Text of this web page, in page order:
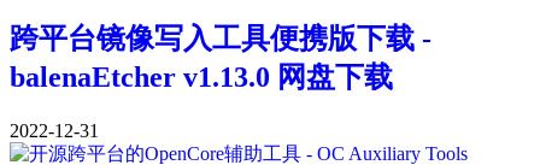
跨平台镜像写入工具便携版下载 -
balenaEtcher v1.13.0 网盘下载
2022-12-31